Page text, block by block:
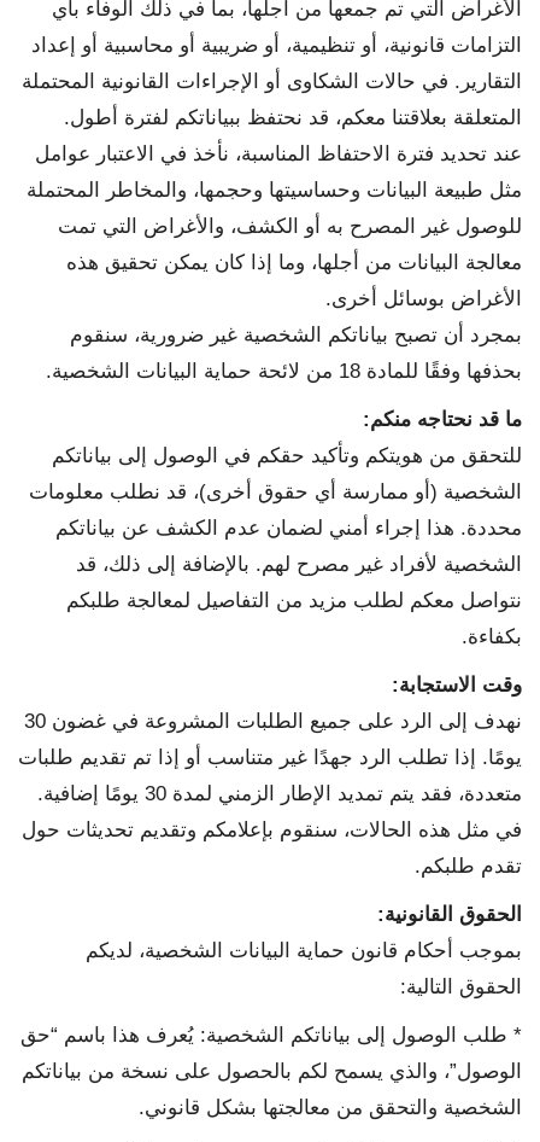
الأغراض التي تم جمعها من أجلها، بما في ذلك الوفاء بأي
التزامات قانونية، أو تنظيمية، أو ضريبية أو محاسبية أو إعداد
التقارير. في حالات الشكاوى أو الإجراءات القانونية المحتملة
المتعلقة بعلاقتنا معكم، قد نحتفظ ببياناتكم لفترة أطول.
عند تحديد فترة الاحتفاظ المناسبة، نأخذ في الاعتبار عوامل
مثل طبيعة البيانات وحساسيتها وحجمها، والمخاطر المحتملة
للوصول غير المصرح به أو الكشف، والأغراض التي تمت
معالجة البيانات من أجلها، وما إذا كان يمكن تحقيق هذه
الأغراض بوسائل أخرى.
بمجرد أن تصبح بياناتكم الشخصية غير ضرورية، سنقوم
بحذفها وفقًا للمادة 18 من لائحة حماية البيانات الشخصية.
ما قد نحتاجه منكم:
للتحقق من هويتكم وتأكيد حقكم في الوصول إلى بياناتكم
الشخصية (أو ممارسة أي حقوق أخرى)، قد نطلب معلومات
محددة. هذا إجراء أمني لضمان عدم الكشف عن بياناتكم
الشخصية لأفراد غير مصرح لهم. بالإضافة إلى ذلك، قد
نتواصل معكم لطلب مزيد من التفاصيل لمعالجة طلبكم
بكفاءة.
وقت الاستجابة:
نهدف إلى الرد على جميع الطلبات المشروعة في غضون 30
يومًا. إذا تطلب الرد جهدًا غير متناسب أو إذا تم تقديم طلبات
متعددة، فقد يتم تمديد الإطار الزمني لمدة 30 يومًا إضافية.
في مثل هذه الحالات، سنقوم بإعلامكم وتقديم تحديثات حول
تقدم طلبكم.
الحقوق القانونية:
بموجب أحكام قانون حماية البيانات الشخصية، لديكم
الحقوق التالية:
* طلب الوصول إلى بياناتكم الشخصية: يُعرف هذا باسم “حق
الوصول”، والذي يسمح لكم بالحصول على نسخة من بياناتكم
الشخصية والتحقق من معالجتها بشكل قانوني.